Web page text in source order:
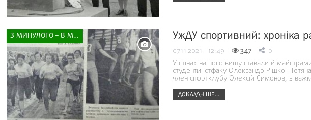
З МИНУЛОГО – В МАЙБУТНЄ УжДУ спортивний: хроніка
07.11.2021 | 12:49 347 0
У стінах нашого вишу ставали й
студенти істфаку Олександр Рішко і
член спортклубу Олексій Симонов; з
ДОКЛАДНІШЕ...